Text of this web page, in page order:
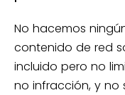
No hacemos
contenido de red
incluido pero no
no infracción, y no